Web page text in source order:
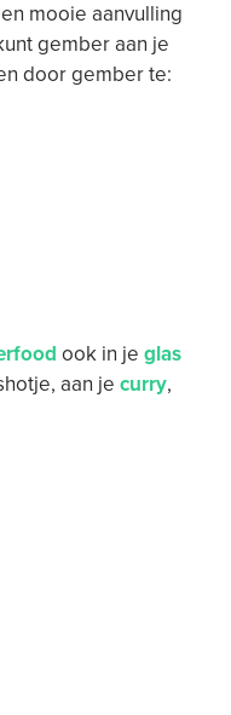
mooie aanvulling
gember aan je
door gember te:
ook in je glas
aan je curry,